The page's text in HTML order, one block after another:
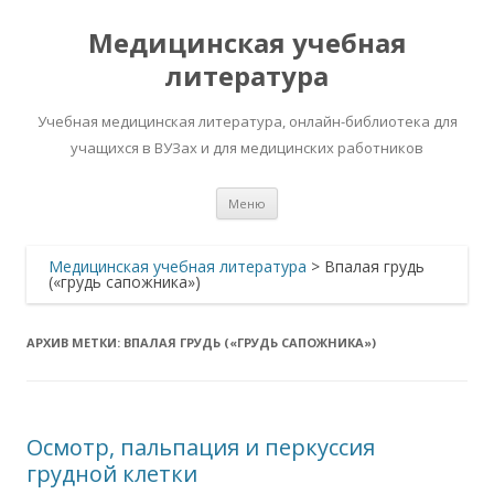
Медицинская учебная
литература
Учебная медицинская литература, онлайн-библиотека для
учащихся в ВУЗах и для медицинских работников
Меню
Медицинская учебная литература > Впалая грудь
(«грудь сапожника»)
АРХИВ МЕТКИ: ВПАЛАЯ ГРУДЬ («ГРУДЬ САПОЖНИКА»)
Осмотр, пальпация и перкуссия
грудной клетки